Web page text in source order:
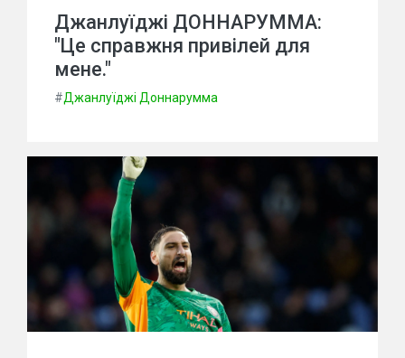
Джанлуїджі ДОННАРУММА:
"Це справжня привілей для
мене."
#Джанлуїджі Доннарумма